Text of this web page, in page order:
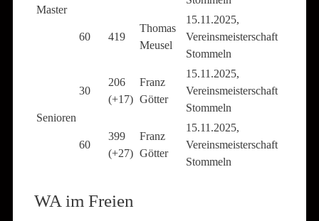
Master
60 419
Thomas
Meusel
15.11.2025,
Vereinsmeisterschaft
Stommeln
Senioren
30
206
(+17)
Franz
Götter
15.11.2025,
Vereinsmeisterschaft
Stommeln
60
399
(+27)
Franz
Götter
15.11.2025,
Vereinsmeisterschaft
Stommeln
WA im Freien